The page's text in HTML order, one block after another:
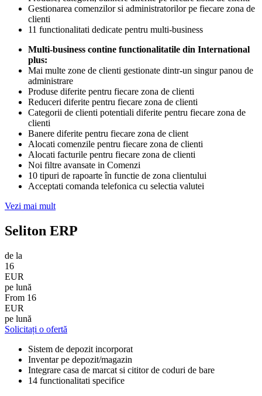
Gestionarea comenzilor si administratorilor pe fiecare zona de
clienti
11 functionalitati dedicate pentru multi-business
Multi-business contine functionalitatile din International
plus:
Mai multe zone de clienti gestionate dintr-un singur panou de
administrare
Produse diferite pentru fiecare zona de clienti
Reduceri diferite pentru fiecare zona de clienti
Categorii de clienti potentiali diferite pentru fiecare zona de
clienti
Banere diferite pentru fiecare zona de client
Alocati comenzile pentru fiecare zona de clienti
Alocati facturile pentru fiecare zona de clienti
Noi filtre avansate in Comenzi
10 tipuri de rapoarte în functie de zona clientului
Acceptati comanda telefonica cu selectia valutei
Vezi mai mult
Seliton ERP
de la
16
EUR
pe lună
From 16
EUR
pe lună
Solicitați o ofertă
Sistem de depozit incorporat
Inventar pe depozit/magazin
Integrare casa de marcat si cititor de coduri de bare
14 functionalitati specifice